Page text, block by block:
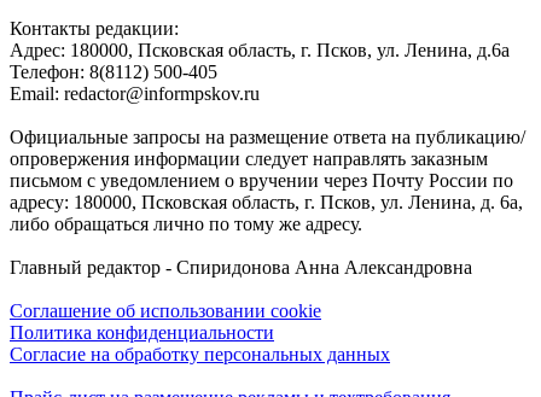
Контакты редакции:
Адреc: 180000, Псковская область, г. Псков, ул. Ленина, д.6а
Телефон: 8(8112) 500-405
Email: redactor@informpskov.ru
Официальные запросы на размещение ответа на публикацию/
опровержения информации следует направлять заказным
письмом с уведомлением о вручении через Почту России по
адресу: 180000, Псковская область, г. Псков, ул. Ленина, д. 6а,
либо обращаться лично по тому же адресу.
Главный редактор - Спиридонова Анна Александровна
Соглашение об использовании cookie
Политика конфиденциальности
Согласие на обработку персональных данных